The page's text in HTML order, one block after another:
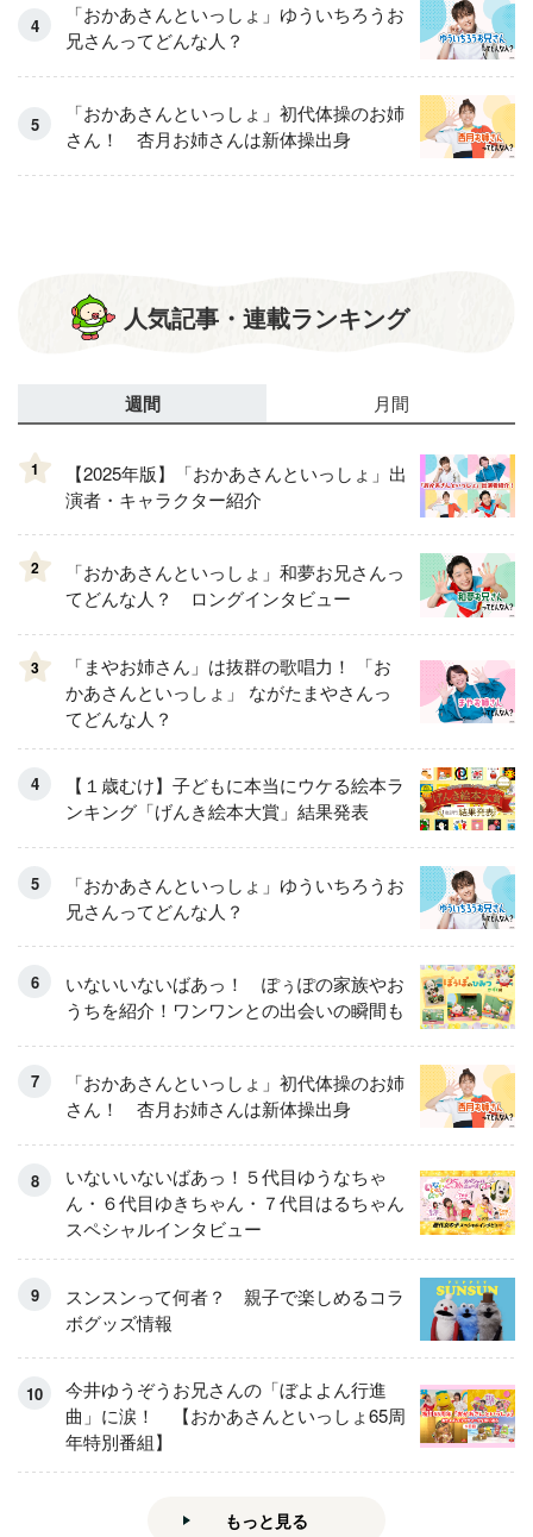
「おかあさんといっしょ」ゆういちろうお
兄さんってどんな人？
「おかあさんといっしょ」初代体操のお姉
さん！ 杏月お姉さんは新体操出身
人気記事・連載ランキング
週間 月間
1
【2025年版】「おかあさんといっしょ」出
演者・キャラクター紹介
2
「おかあさんといっしょ」和夢お兄さんっ
てどんな人？ ロングインタビュー
3
「まやお姉さん」は抜群の歌唱力！ 「お
かあさんといっしょ」 ながたまやさんっ
てどんな人？
【１歳むけ】子どもに本当にウケる絵本ラ
ンキング「げんき絵本大賞」結果発表
「おかあさんといっしょ」ゆういちろうお
兄さんってどんな人？
いないいないばあっ！ ぽぅぽの家族やお
うちを紹介！ワンワンとの出会いの瞬間も
「おかあさんといっしょ」初代体操のお姉
さん！ 杏月お姉さんは新体操出身
いないいないばあっ！５代目ゆうなちゃ
ん・６代目ゆきちゃん・７代目はるちゃん
スペシャルインタビュー
スンスンって何者？ 親子で楽しめるコラ
ボグッズ情報
今井ゆうぞうお兄さんの「ぼよよん行進
曲」に涙！ 【おかあさんといっしょ65周
年特別番組】
もっと見る